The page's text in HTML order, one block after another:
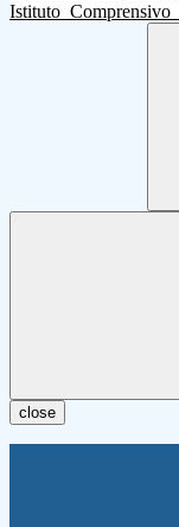
Istituto Comprensivo
close